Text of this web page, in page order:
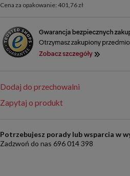
Cena za opakowanie: 401,76 zł
Dodaj do przechowalni
Zapytaj o produkt
Potrzebujesz porady lub wsparcia w
Zadzwoń do nas 696 014 398